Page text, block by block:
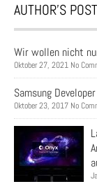
AUTHOR’S
Wir wollen nicht
Oktober 27, 2021 No
Samsung
Oktober 23, 2017 No